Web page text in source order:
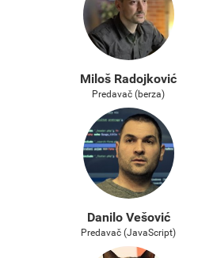
Miloš Radojković
Predavač (berza)
Danilo Vešović
Predavač (JavaScript)